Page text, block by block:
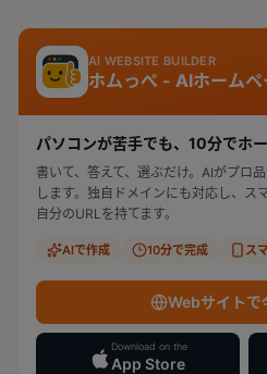
AI WEBSITE BUILDER
ホムっぺ - AIホーム
パソコンが苦手でも、10分でホ
書いて、答えて、選ぶだけ。AIがプロ
します。独自ドメインにも対応し、ス
自分のURLを持てます。
AIで作成 10分で完成 ス
Webサイトで
Download on the
App Store